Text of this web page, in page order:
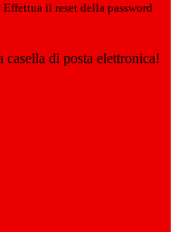
il reset della password
di posta elettronica!